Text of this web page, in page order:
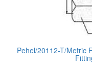
Pehel/20112-T/Metric